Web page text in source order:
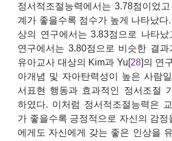
정서적조절능력에서는 3.78점이었
계가 좋을수록 점수가 높게 나타났다
상의 연구에서는 3.83점으로 나타났
연구에서는 3.80점으로 비슷한 결과
유아교사 대상의 Kim과 Yu[28]의 연
아개념 및 자아탄력성이 높은 사람
서표현 행동과 효과적인 정서조절
하였다. 이처럼 정서적조절능력은
가 좋을수록 긍정적으로 자신의 감정
에게도 자신에게 갖는 좋은 인상을